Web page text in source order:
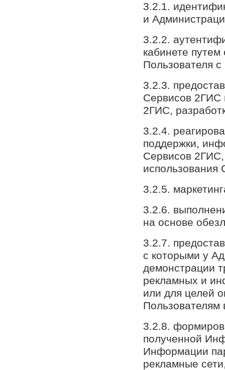
3.2.1.
и
3.2.2.
кабинете
Пользователя
3.2.3.
Сервисов 2ГИС
2ГИС,
3.2.4.
поддержки,
Сервисов
использования
3.2.5.
3.2.6.
на основе
3.2.7.
с которыми у
демонстрации
рекламных и
или для целей
Пользователям
3.2.8.
полученной
Информации
рекламные